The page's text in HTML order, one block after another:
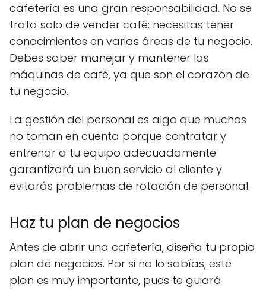
cafetería es una gran responsabilidad. No se
trata solo de vender café; necesitas tener
conocimientos en varias áreas de tu negocio.
Debes saber manejar y mantener las
máquinas de café, ya que son el corazón de
tu negocio.
La gestión del personal es algo que muchos
no toman en cuenta porque contratar y
entrenar a tu equipo adecuadamente
garantizará un buen servicio al cliente y
evitarás problemas de rotación de personal.
Haz tu plan de negocios
Antes de abrir una cafetería, diseña tu propio
plan de negocios. Por si no lo sabías, este
plan es muy importante, pues te guiará